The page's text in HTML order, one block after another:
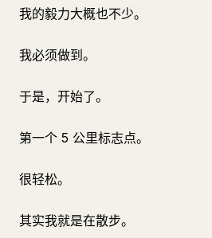
我的毅力大概也不少。
我必须做到。
于是，开始了。
第一个 5 公里标志点。
很轻松。
其实我就是在散步。